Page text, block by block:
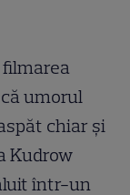
umorul
chiar și
Kudrow
într-un